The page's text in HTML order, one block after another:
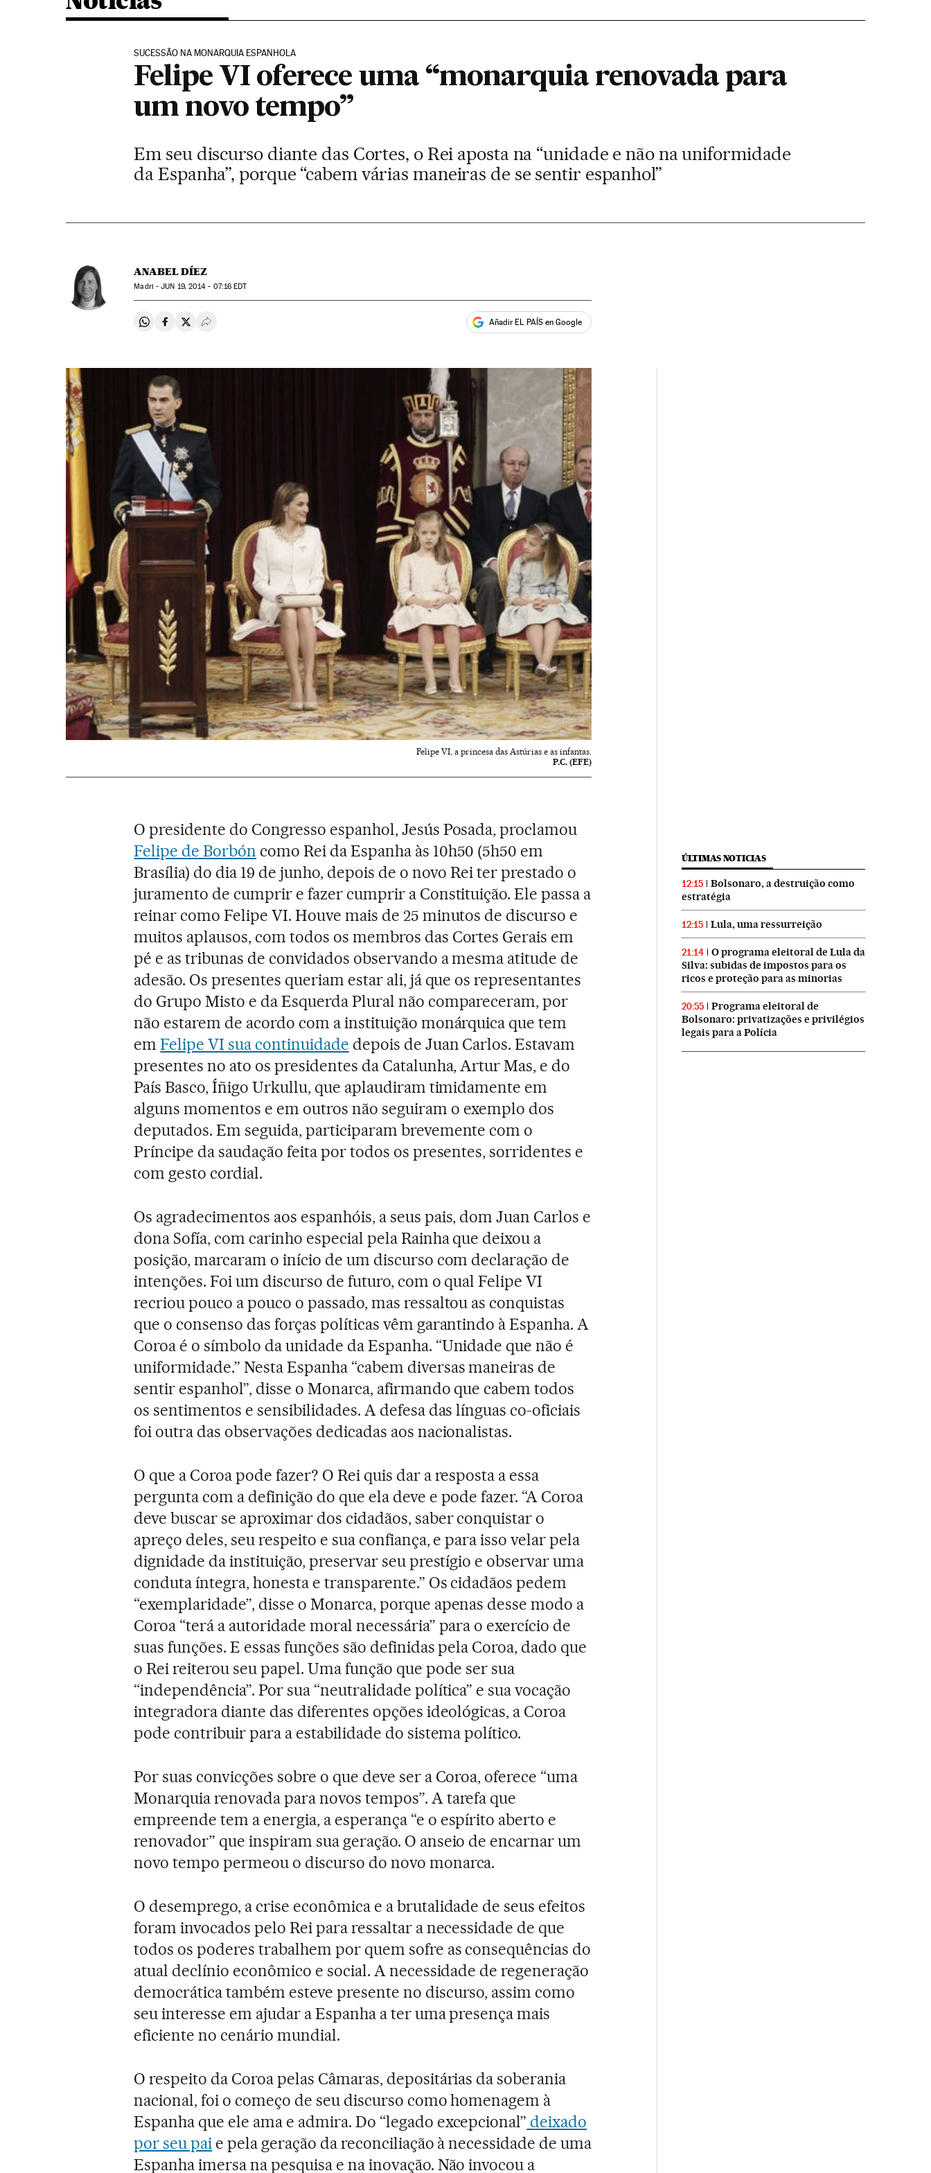
SUCESSÃO NA MONARQUIA ESPANHOLA
Felipe VI oferece uma “monarquia renovada para
um novo tempo”
Em seu discurso diante das Cortes, o Rei aposta na “unidade e não na uniformidade
da Espanha”, porque “cabem várias maneiras de se sentir espanhol”
ANABEL DÍEZ
Madri -JUN 19, 2014 - 07:16 EDT
Compartir en Whatsapp
Compartir en Facebook
Compartir en Twitter
Desplegar Redes Sociales Añadir EL PAÍS en Google
Felipe VI, a princesa das Astúrias e as infantas.
P.C. (EFE)
O presidente do Congresso espanhol, Jesús Posada, proclamou
Felipe de Borbón como Rei da Espanha às 10h50 (5h50 em
Brasília) do dia 19 de junho, depois de o novo Rei ter prestado o
juramento de cumprir e fazer cumprir a Constituição. Ele passa a
reinar como Felipe VI. Houve mais de 25 minutos de discurso e
muitos aplausos, com todos os membros das Cortes Gerais em
pé e as tribunas de convidados observando a mesma atitude de
adesão. Os presentes queriam estar ali, já que os representantes
do Grupo Misto e da Esquerda Plural não compareceram, por
não estarem de acordo com a instituição monárquica que tem
emFelipe VI sua continuidade depois de Juan Carlos. Estavam
presentes no ato os presidentes da Catalunha, Artur Mas, e do
País Basco, Íñigo Urkullu, que aplaudiram timidamente em
alguns momentos e em outros não seguiram o exemplo dos
deputados. Em seguida, participaram brevemente com o
Príncipe da saudação feita por todos os presentes, sorridentes e
com gesto cordial.
Os agradecimentos aos espanhóis, a seus pais, dom Juan Carlos e
dona Sofía, com carinho especial pela Rainha que deixou a
posição, marcaram o início de um discurso com declaração de
intenções. Foi um discurso de futuro, com o qual Felipe VI
recriou pouco a pouco o passado, mas ressaltou as conquistas
que o consenso das forças políticas vêm garantindo à Espanha. A
Coroa é o símbolo da unidade da Espanha. “Unidade que não é
uniformidade.” Nesta Espanha “cabem diversas maneiras de
sentir espanhol”, disse o Monarca, afirmando que cabem todos
os sentimentos e sensibilidades. A defesa das línguas co-oficiais
foi outra das observações dedicadas aos nacionalistas.
O que a Coroa pode fazer? O Rei quis dar a resposta a essa
pergunta com a definição do que ela deve e pode fazer. “A Coroa
deve buscar se aproximar dos cidadãos, saber conquistar o
apreço deles, seu respeito e sua confiança, e para isso velar pela
dignidade da instituição, preservar seu prestígio e observar uma
conduta íntegra, honesta e transparente.” Os cidadãos pedem
“exemplaridade”, disse o Monarca, porque apenas desse modo a
Coroa “terá a autoridade moral necessária” para o exercício de
suas funções. E essas funções são definidas pela Coroa, dado que
o Rei reiterou seu papel. Uma função que pode ser sua
“independência”. Por sua “neutralidade política” e sua vocação
integradora diante das diferentes opções ideológicas, a Coroa
pode contribuir para a estabilidade do sistema político.
Por suas convicções sobre o que deve ser a Coroa, oferece “uma
Monarquia renovada para novos tempos”. A tarefa que
empreende tem a energia, a esperança “e o espírito aberto e
renovador” que inspiram sua geração. O anseio de encarnar um
novo tempo permeou o discurso do novo monarca.
O desemprego, a crise econômica e a brutalidade de seus efeitos
foram invocados pelo Rei para ressaltar a necessidade de que
todos os poderes trabalhem por quem sofre as consequências do
atual declínio econômico e social. A necessidade de regeneração
democrática também esteve presente no discurso, assim como
seu interesse em ajudar a Espanha a ter uma presença mais
eficiente no cenário mundial.
O respeito da Coroa pelas Câmaras, depositárias da soberania
nacional, foi o começo de seu discurso como homenagem à
Espanha que ele ama e admira. Do “legado excepcional” deixado
por seu pai e pela geração da reconciliação à necessidade de uma
Espanha imersa na pesquisa e na inovação. Não invocou a
ÚLTIMAS NOTICIAS
12:15
Bolsonaro, a destruição como
estratégia
12:15 Lula, uma ressurreição
21:14
O programa eleitoral de Lula da
Silva: subidas de impostos para os
ricos e proteção para as minorias
20:55
Programa eleitoral de
Bolsonaro: privatizações e privilégios
legais para a Polícia